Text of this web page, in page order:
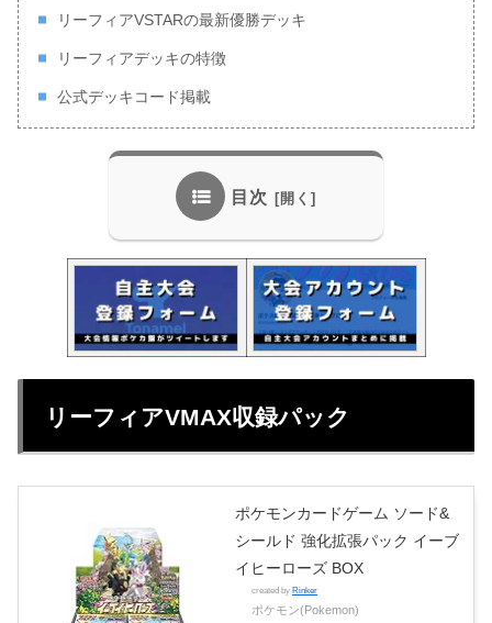
リーフィアVSTARの最新優勝デッキ
リーフィアデッキの特徴
公式デッキコード掲載
目次
リーフィアVMAX収録パック
ポケモンカードゲーム ソード&
シールド 強化拡張パック イーブ
イヒーローズ BOX
created by Rinker
ポケモン(Pokemon)